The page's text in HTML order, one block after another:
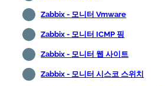
Zabbix - 모니터 Vmware
Zabbix - 모니터 ICMP 핑
Zabbix - 모니터 웹 사이트
Zabbix - 모니터 시스코 스위치